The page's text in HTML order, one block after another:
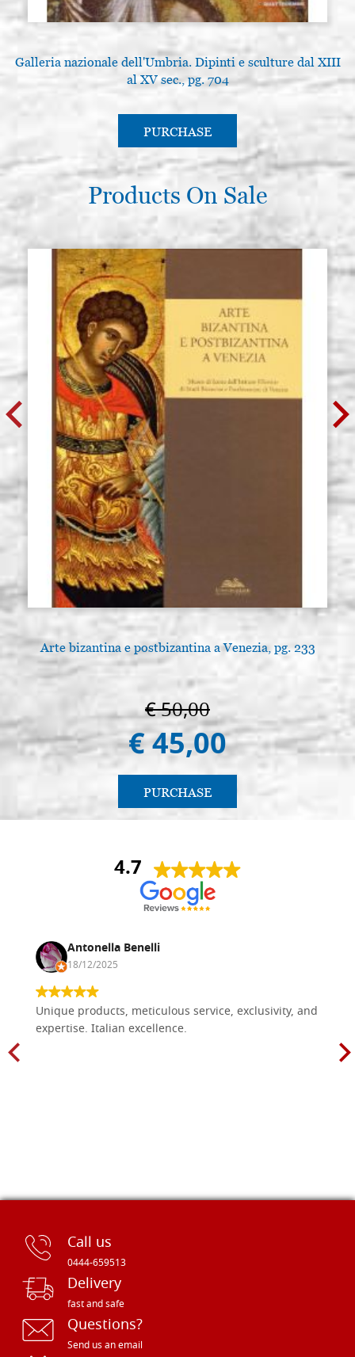
Galleria nazionale dell'Umbria. Dipinti e sculture dal XIII
al XV sec., pg. 704
PURCHASE
Products On Sale
Arte bizantina e postbizantina a Venezia, pg. 233
€ 50,00
€ 45,00
PURCHASE
4.7
Antonella Benelli
18/12/2025
Unique products, meticulous service, exclusivity, and
expertise. Italian excellence.
Call us
0444-659513
Delivery
fast and safe
Questions?
Send us an email